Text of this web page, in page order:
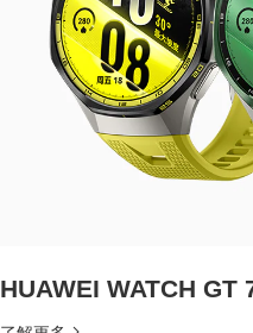
HUAWEI WATCH GT